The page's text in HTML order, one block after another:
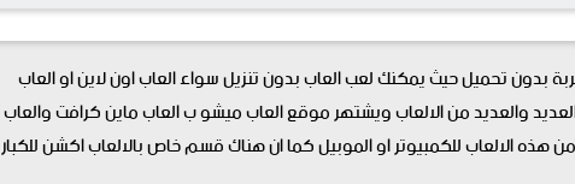
تحميل حيث يمكنك لعب العاب بدون تنزيل سواء العاب اون لاين او العاب
والعديد من الالعاب ويشتهر موقع العاب ميشو ب العاب ماين كرافت والعاب
هذه الالعاب للكمبيوتر او الموبيل كما ان هناك قسم خاص بالالعاب اكشن للكبار